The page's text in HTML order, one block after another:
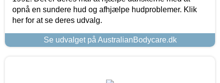
opnå en sundere hud og afhjælpe hudproblemer. Klik
her for at se deres udvalg.
Se udvalget på AustralianBodycare.dk